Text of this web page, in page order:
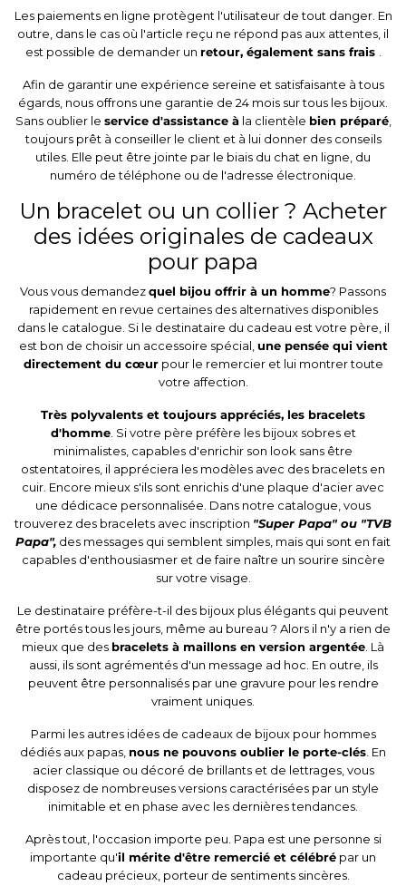
Les paiements en ligne protègent l'utilisateur de tout danger. En
outre, dans le cas où l'article reçu ne répond pas aux attentes, il
est possible de demander un retour, également sans frais
Afin de garantir une expérience sereine et satisfaisante à tous
égards, nous offrons une garantie de 24 mois sur tous les bijoux.
Sans oublier le service d'assistance àla clientèle bien préparé,
toujours prêt à conseiller le client et à lui donner des conseils
utiles. Elle peut être jointe par le biais du chat en ligne, du
numéro de téléphone ou de l'adresse électronique.
Un bracelet ou un collier ? Acheter
des idées originales de cadeaux
pour papa
Vous vous demandezquel bijou offrir à un homme? Passons
rapidement en revue certaines des alternatives disponibles
dans le catalogue. Si le destinataire du cadeau est votre père, il
est bon de choisir un accessoire spécial, une pensée qui vient
directement du cœurpour le remercier et lui montrer toute
votre affection.
Très polyvalents et toujours appréciés, les bracelets
d'homme. Si votre père préfère les bijoux sobres et
minimalistes, capables d'enrichir son look sans être
ostentatoires, il appréciera les modèles avec des bracelets en
cuir. Encore mieux s'ils sont enrichis d'une plaque d'acier avec
une dédicace personnalisée. Dans notre catalogue, vous
trouverez des bracelets avec inscription "Super Papa" ou "TVB
Papa", des messages qui semblent simples, mais qui sont en fait
capables d'enthousiasmer et de faire naître un sourire sincère
sur votre visage.
Le destinataire préfère-t-il des bijoux plus élégants qui peuvent
être portés tous les jours, même au bureau ? Alors il n'y a rien de
mieux que des bracelets à maillons en version argentée . Là
aussi, ils sont agrémentés d'un message ad hoc. En outre, ils
peuvent être personnalisés par une gravure pour les rendre
vraiment uniques.
Parmi les autres idées de cadeaux de bijoux pour hommes
dédiés aux papas, nous ne pouvons oublier le porte-clés . En
acier classique ou décoré de brillants et de lettrages, vous
disposez de nombreuses versions caractérisées par un style
inimitable et en phase avec les dernières tendances.
Après tout, l'occasion importe peu. Papa est une personne si
importante qu'il mérite d'être remercié et célébré par un
cadeau précieux, porteur de sentiments sincères.